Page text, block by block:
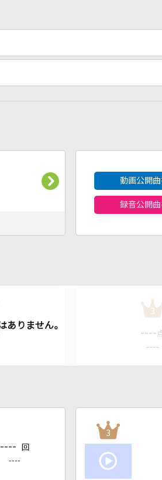
動画公開曲
録音公開曲
3
----
----
---- 回
----
3